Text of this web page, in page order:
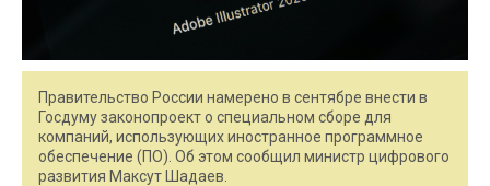
Правительство России намерено в сентябре внести в
Госдуму законопроект о специальном сборе для
компаний, использующих иностранное программное
обеспечение (ПО). Об этом сообщил министр цифрового
развития Максут Шадаев.